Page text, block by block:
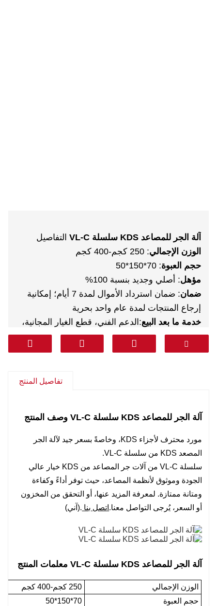
آلة الجر للمصاعد KDS سلسلة VL-C
التفاصيل
الوزن الإجمالي: 250 كجم-400 كجم
حجم العبوة: 70*150*50
مؤهل: أصلي وجديد بنسبة 100%
ضمان
: ضمان استرداد الأموال لمدة 7 أيام؛ إمكانية
إرجاع المنتجات لمدة عام واحد بحرية
خدمة ما بعد البيع:الدعم الفني، قطع الغيار المجانية،
الإرجاع، وغيرها
مواصلات:DHL FEDEX TNT UPS AREMEX
:كوريا، جنوب آسيا، الشرق الأوسطتفاصيل المنتج
آلة الجر للمصاعد KDS سلسلة VL-C وصف المنتج
مورد محترف لأجزاء KDS، وخاصةً بسعر جيد لآلة الجر
المصعد KDS من سلسلة VL-C.
سلسلة VL-C من آلات جر المصاعد من KDS خيار عالي
الجودة وموثوق لأنظمة المصاعد، حيث توفر أداءً وكفاءة
ومتانة ممتازة. لمعرفة المزيد عنها، أو التحقق من المخزون
أو السعر، يُرجى التواصل معنا. اتصل بنا .(آني)
آلة الجر للمصاعد KDS سلسلة VL-C معلمات المنتج
الوزن الإجمالي
250 كجم-400 كجم
حجم العبوة
70*150*50